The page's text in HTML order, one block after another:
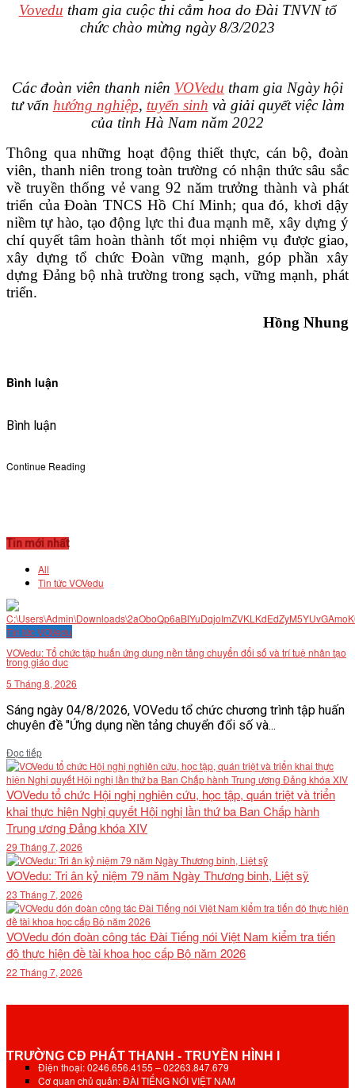
Vovedu tham gia cuộc thi cắm hoa do Đài TNVN tổ
chức chào mừng ngày 8/3/2023
Các đoàn viên thanh niên VOVedu tham gia Ngày hội
tư vấn hướng nghiệp, tuyển sinh và giải quyết việc làm
của tỉnh Hà Nam năm 2022
Thông qua những hoạt động thiết thực, cán bộ, đoàn
viên, thanh niên trong toàn trường có nhận thức sâu sắc
về truyền thống vẻ vang 92 năm trưởng thành và phát
triển của Đoàn TNCS Hồ Chí Minh; qua đó, khơi dậy
niềm tự hào, tạo động lực thi đua mạnh mẽ, xây dựng ý
chí quyết tâm hoàn thành tốt mọi nhiệm vụ được giao,
xây dựng tổ chức Đoàn vững mạnh, góp phần xây
dựng Đảng bộ nhà trường trong sạch, vững mạnh, phát
triển.
Hồng Nhung
Bình luận
Bình luận
Continue Reading
Tin mới nhất
All
Tin tức VOVedu
Tin tức VOVedu
VOVedu: Tổ chức tập huấn ứng dụng nền tảng chuyển đổi số và trí tuệ nhân tạo
trong giáo dục
5 Tháng 8, 2026
Sáng ngày 04/8/2026, VOVedu tổ chức chương trình tập huấn
chuyên đề "Ứng dụng nền tảng chuyển đổi số và...
Đọc tiếpDetails
VOVedu tổ chức Hội nghị nghiên cứu, học tập, quán triệt và triển
khai thực hiện Nghị quyết Hội nghị lần thứ ba Ban Chấp hành
Trung ương Đảng khóa XIV
29 Tháng 7, 2026
VOVedu: Tri ân kỷ niệm 79 năm Ngày Thương binh, Liệt sỹ
23 Tháng 7, 2026
VOVedu đón đoàn công tác Đài Tiếng nói Việt Nam kiểm tra tiến
độ thực hiện đề tài khoa học cấp Bộ năm 2026
22 Tháng 7, 2026
TRƯỜNG CĐ PHÁT THANH - TRUYỀN HÌNH I
Điện thoại: 0246.656.4155 – 02263.847.679
Cơ quan chủ quản: ĐÀI TIẾNG NÓI VIỆT NAM